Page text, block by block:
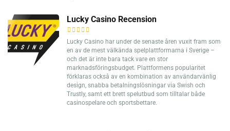
Lucky Casino Recension
Lucky Casino har under de senaste åren vuxit fram som
en av de mest välkända spelplattformarna i Sverige –
och det är inte bara tack vare en stor
marknadsföringsbudget. Plattformens popularitet
förklaras också av en kombination av användarvänlig
design, snabba betalningslösningar via Swish och
Trustly, samt ett brett spelutbud som tilltalar både
casinospelare och sportsbettare.